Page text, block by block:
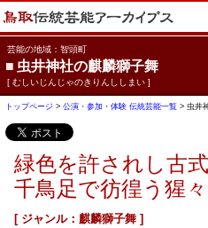
芸能の地域：智頭町
■ 虫井神社の麒麟獅子舞
[ むしいじんじゃのきりんししまい ]
トップページ > 公演・参加・体験 伝統芸能一覧 > 虫井
緑色を許されし古
千鳥足で彷徨う猩
[ ジャンル：麒麟獅子舞 ]